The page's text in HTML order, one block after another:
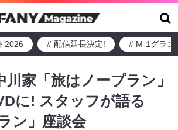
2026 # 配信延長決定! # M-1グラン
家「旅はノープラン」
に! スタッフが語る
ン」座談会